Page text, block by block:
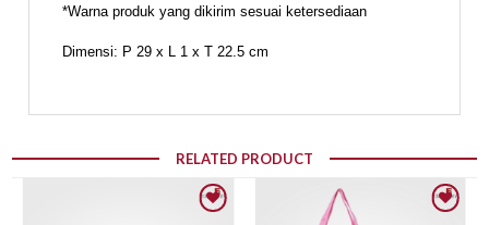
*Warna produk yang dikirim sesuai ketersediaan
Dimensi: P 29 x L 1 x T 22.5 cm
RELATED PRODUCT